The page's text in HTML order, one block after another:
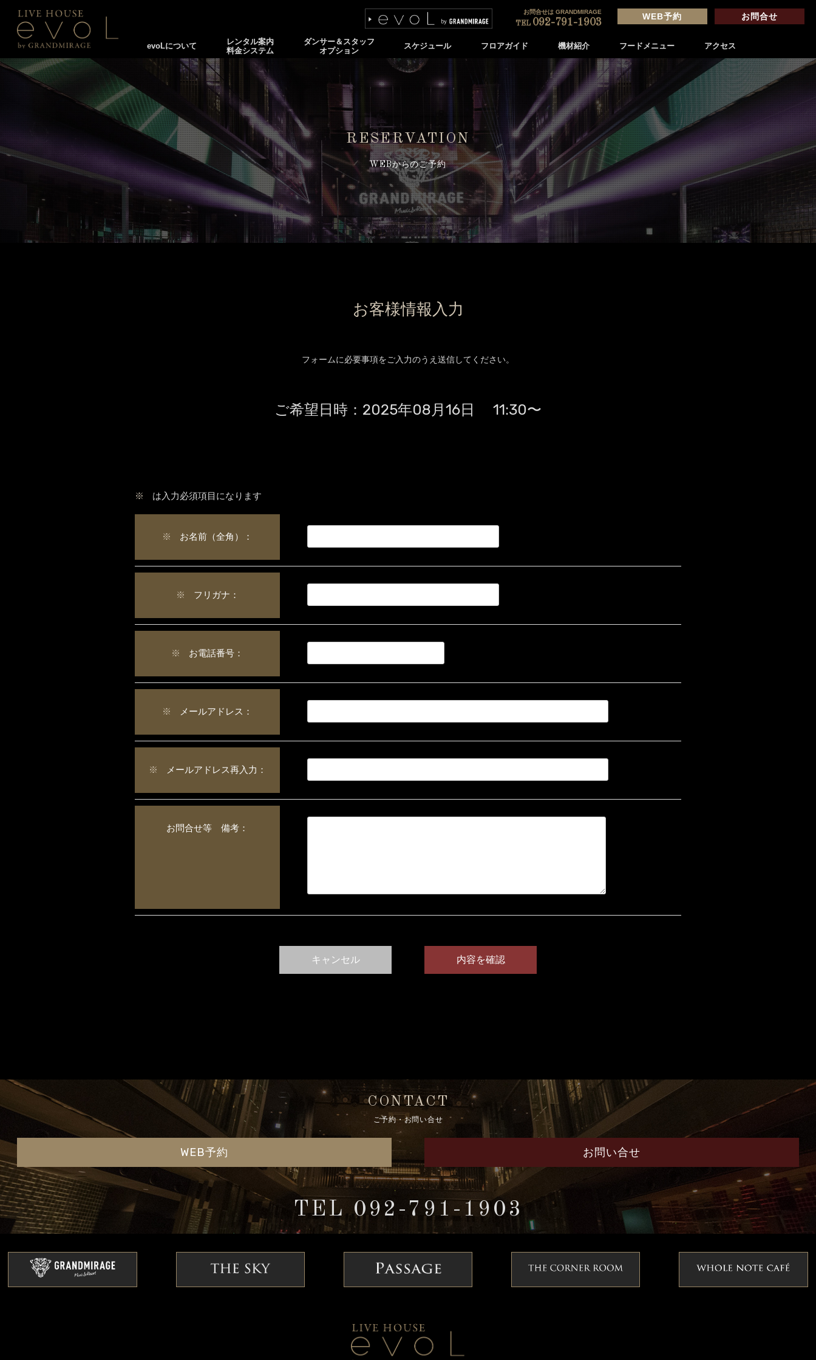
evoLについて
レンタル案内
料金システム
ダンサー＆スタッフ
オプション
スケジュール フロアガイド 機材紹介 フードメニュー アクセス
お問合せは GRANDMIRAGE
TEL 092-791-1903
WEB予約 お問合せ
RESERVATION
WEBからのご予約
お客様情報入力
フォームに必要事項をご入力のうえ送信してください。
ご希望日時： 2025年08月16日 11:30〜
※ は入力必須項目になります
※ お名前（全角）：
※ フリガナ：
※ お電話番号：
※ メールアドレス：
※ メールアドレス再入力：
お問合せ等 備考：
CONTACT
ご予約・お問い合せ
WEB予約 お問い合せ
TEL 092-791-1903